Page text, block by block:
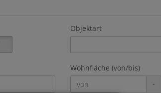
Objektart
Wohnfläche (von/bis)
-